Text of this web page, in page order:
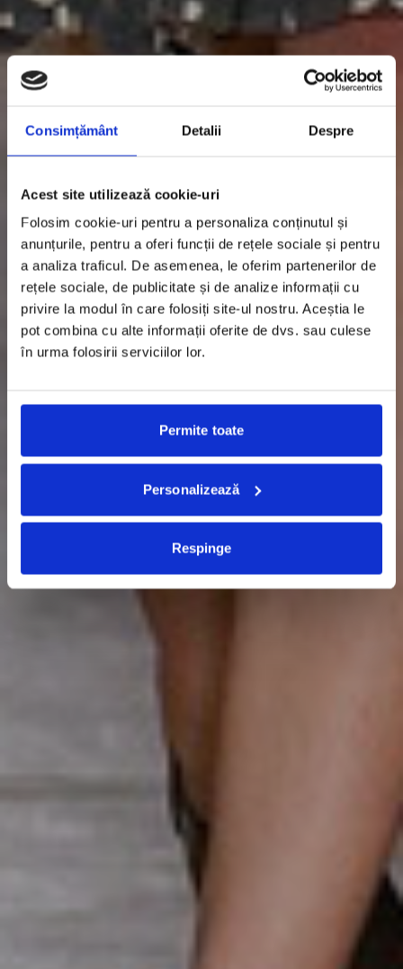
Consimțământ Detalii Despre
Acest site utilizează cookie-uri
Folosim cookie-uri pentru a personaliza conținutul și
anunțurile, pentru a oferi funcții de rețele sociale și pentru
a analiza traficul. De asemenea, le oferim partenerilor de
rețele sociale, de publicitate și de analize informații cu
privire la modul în care folosiți site-ul nostru. Aceștia le
pot combina cu alte informații oferite de dvs. sau culese
în urma folosirii serviciilor lor.
Permite toate
Personalizează
Respinge